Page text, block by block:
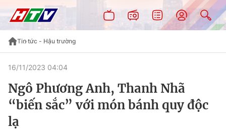
Tin tức - Hậu trường
16/11/2023 04:04
Ngô Phương Anh, Thanh Nhã
“biến sắc” với món bánh quy độc
lạ